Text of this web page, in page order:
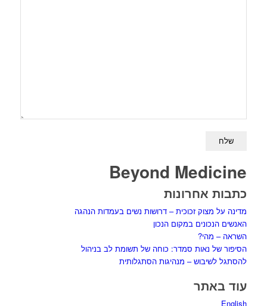
Beyond Medicine
כתבות אחרונות
מדינה על מצוק זכוכית – דרושות נשים בעמדות הנהגה
האנשים הנכונים במקום הנכון
השראה – מהי?
הסיפור של נאות סמדר: כוחה של תשומת לב בניהול
להסתגל לשיבוש – מנהיגות הסתגלותית
עוד באתר
English